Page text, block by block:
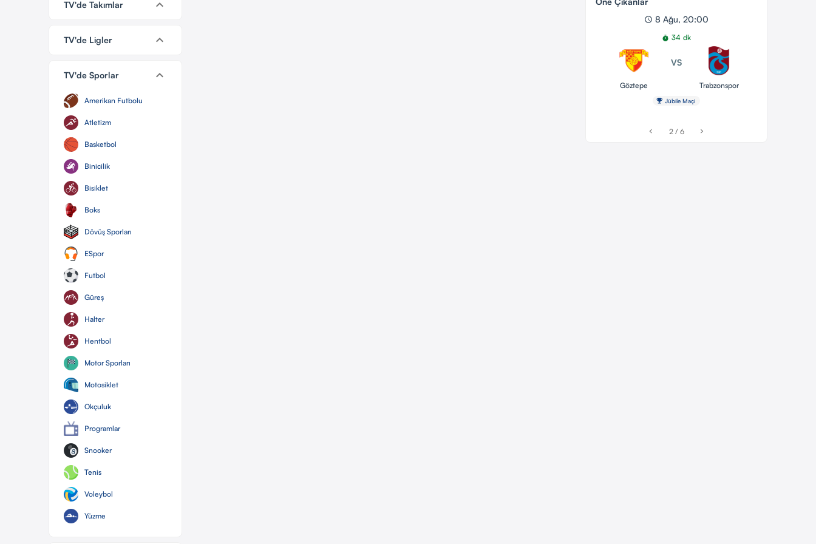
TV'de Takımlar keyboard_arrow_down
TV'de Ligler keyboard_arrow_down
TV'de Sporlar keyboard_arrow_down
Amerikan Futbolu
Atletizm
Basketbol
Binicilik
Bisiklet
Boks
Dövüş Sporları
ESpor
Futbol
Güreş
Halter
Hentbol
Motor Sporları
Motosiklet
Okçuluk
Programlar
Snooker
Tenis
Voleybol
Yüzme
schedule 8 Ağu, 20:00
timer 34 dk
Göztepe
VS
Trabzonspor
emoji_events Jübile Maçi
chevron_left 2 / 6 chevron_right